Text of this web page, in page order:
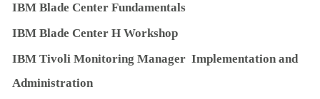
IBM Blade Center Fundamentals
IBM Blade Center H Workshop
IBM Tivoli Monitoring Manager Implementation and
Administration